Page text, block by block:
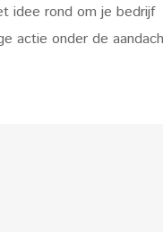
idee rond om je bedrijf
actie onder de